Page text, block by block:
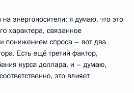
энергоносители: я думаю, что это
характера, связанное
понижением спроса – вот два
Есть ещё третий фактор,
курса доллара, и – думаю,
это влияет